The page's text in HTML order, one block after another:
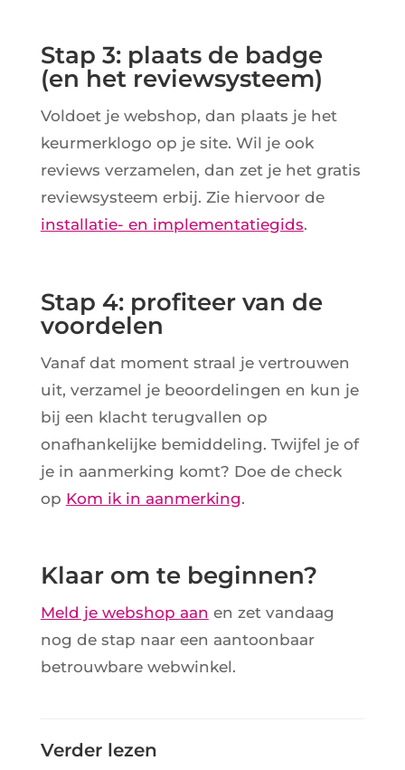
Stap 3: plaats de badge
(en het reviewsysteem)
Voldoet je webshop, dan plaats je het
keurmerklogo op je site. Wil je ook
reviews verzamelen, dan zet je het gratis
reviewsysteem erbij. Zie hiervoor de
installatie- en implementatiegids.
Stap 4: profiteer van de
voordelen
Vanaf dat moment straal je vertrouwen
uit, verzamel je beoordelingen en kun je
bij een klacht terugvallen op
onafhankelijke bemiddeling. Twijfel je of
je in aanmerking komt? Doe de check
op Kom ik in aanmerking.
Klaar om te beginnen?
Meld je webshop aan en zet vandaag
nog de stap naar een aantoonbaar
betrouwbare webwinkel.
Verder lezen